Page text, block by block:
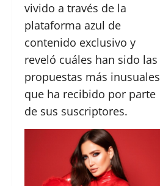
vivido a través de la
plataforma azul de
contenido exclusivo y
reveló cuáles han sido las
propuestas más inusuales
que ha recibido por parte
de sus suscriptores.